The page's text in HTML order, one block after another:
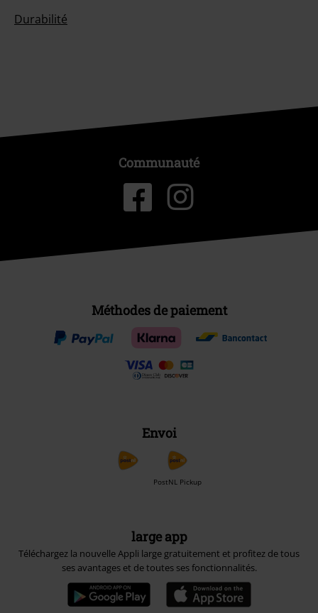
Durabilité
Communauté
Méthodes de paiement
Envoi
PostNL Pickup
large app
Téléchargez la nouvelle Appli large gratuitement et profitez de tous
ses avantages et de toutes ses fonctionnalités.